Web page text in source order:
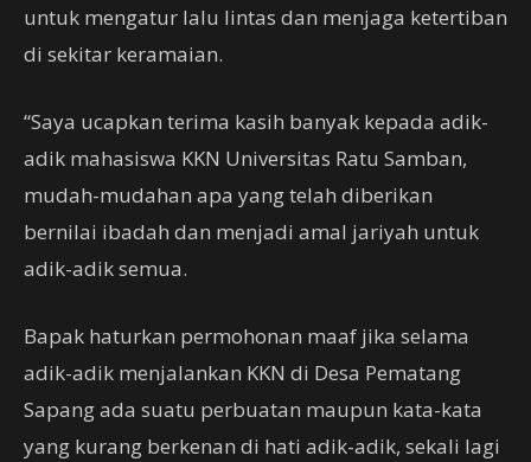
untuk mengatur lalu lintas dan menjaga ketertiban
di sekitar keramaian.
“Saya ucapkan terima kasih banyak kepada adik-
adik mahasiswa KKN Universitas Ratu Samban,
mudah-mudahan apa yang telah diberikan
bernilai ibadah dan menjadi amal jariyah untuk
adik-adik semua.
Bapak haturkan permohonan maaf jika selama
adik-adik menjalankan KKN di Desa Pematang
Sapang ada suatu perbuatan maupun kata-kata
yang kurang berkenan di hati adik-adik, sekali lagi